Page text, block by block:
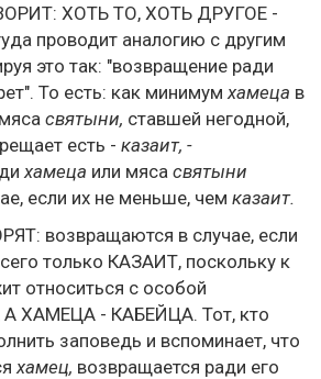
ХОТЬ ТО, ХОТЬ ДРУГОЕ -
проводит аналогию с другим
это так: "возвращение ради
То есть: как минимумхамеца в
святыни, ставшей негодной,
есть - казаит, -
хамеца или мяса святыни
если их не меньше, чем казаит.
возвращаются в случае, если
только КАЗАИТ, поскольку к
относиться с особой
А ХАМЕЦА - КАБЕЙЦА. Тот, кто
заповедь и вспоминает, что
хамец, возвращается ради его